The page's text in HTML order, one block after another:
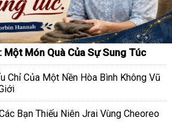
Một Món Quà Của Sự Sung Túc
Chỉ Của Một Nền Hòa Bình Không Vũ
Bạn Thiếu Niên Jrai Vùng Cheoreo